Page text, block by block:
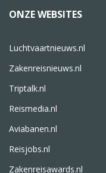
ONZE WEBSITES
Luchtvaartnieuws.nl
Zakenreisnieuws.nl
Triptalk.nl
Reismedia.nl
Aviabanen.nl
Reisjobs.nl
Zakenreisawards.nl